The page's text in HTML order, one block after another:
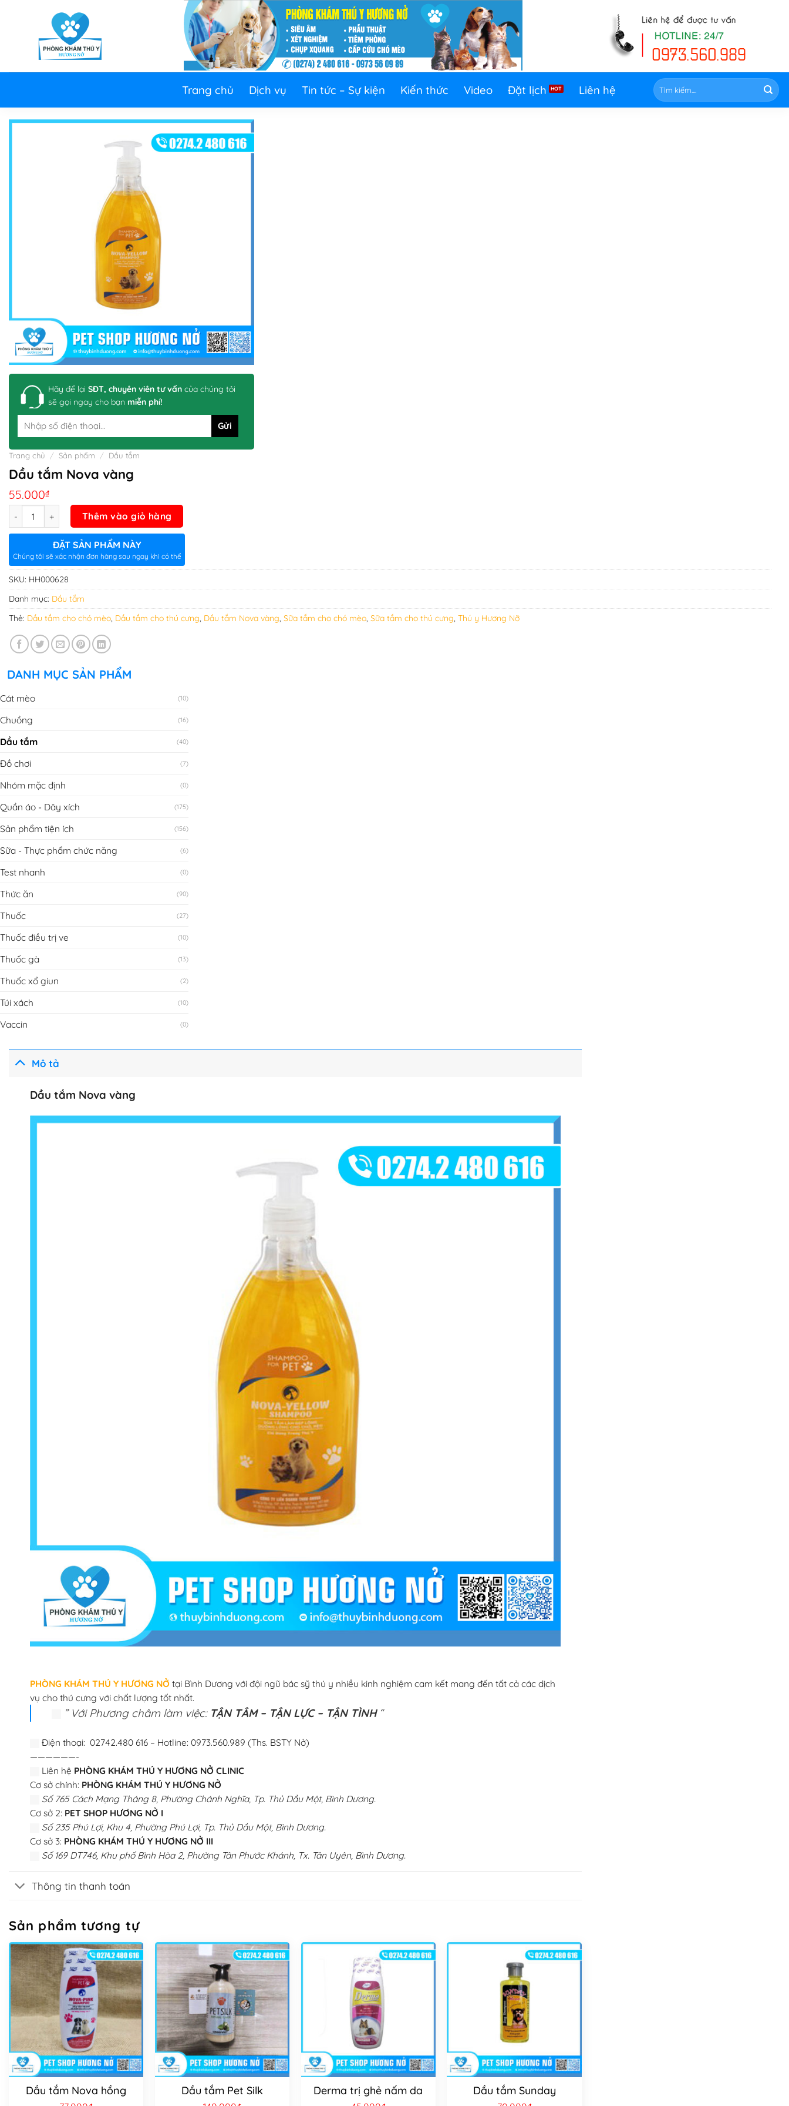
Trang chủ Dịch vụ Tin tức – Sự kiện Kiến thức Video Đặt lịch Liên hệ
Tìm
kiếm:
Hãy để lại SĐT, chuyên viên tư vấn của chúng tôi
sẽ gọi ngay cho bạn miễn phí!
Trang chủ / Sản phẩm / Dầu tắm
Dầu tắm Nova vàng
55.000₫
Thêm vào giỏ hàng
ĐẶT SẢN PHẨM NÀY
Chúng tôi sẽ xác nhận đơn hàng sau ngay khi có thể
SKU: HH000628
Danh mục: Dầu tắm
Thẻ: Dầu tắm cho chó mèo, Dầu tắm cho thú cưng, Dầu tắm Nova vàng, Sữa tắm cho chó mèo, Sữa tắm cho thú cưng, Thú y Hương Nỡ
DANH MỤC SẢN PHẨM
Cát mèo (10)
Chuồng (16)
Dầu tắm (40)
Đồ chơi (7)
Nhóm mặc định (0)
Quần áo - Dây xích (175)
Sản phẩm tiện ích (156)
Sữa - Thực phẩm chức năng (6)
Test nhanh (0)
Thức ăn (90)
Thuốc (27)
Thuốc điều trị ve (10)
Thuốc gà (13)
Thuốc xổ giun (2)
Túi xách (10)
Vaccin (0)
Mô tả
Dầu tắm Nova vàng
PHÒNG KHÁM THÚ Y HƯƠNG NỞtại Bình Dương với đội ngũ bác sỹ thú y nhiều kinh nghiệm cam kết mang đến tất cả các dịch
vụ cho thú cưng với chất lượng tốt nhất.
” Với Phương châm làm việc: TẬN TÂM – TẬN LỰC – TẬN TÌNH“
Điện thoại: 02742.480 616 – Hotline: 0973.560.989 (Ths. BSTY Nở)
——————-
Liên hệ PHÒNG KHÁM THÚ Y HƯƠNG NỞ CLINIC
Cơ sở chính: PHÒNG KHÁM THÚ Y HƯƠNG NỞ
Số 765 Cách Mạng Tháng 8, Phường Chánh Nghĩa, Tp. Thủ Dầu Một, Bình Dương.
Cơ sở 2: PET SHOP HƯƠNG NỞ I
Số 235 Phú Lợi, Khu 4, Phường Phú Lợi, Tp. Thủ Dầu Một, Bình Dương.
Cơ sở 3: PHÒNG KHÁM THÚ Y HƯƠNG NỞ III
Số 169 DT746, Khu phố Bình Hòa 2, Phường Tân Phước Khánh, Tx. Tân Uyên, Bình Dương.
Thông tin thanh toán
Sản phẩm tương tự
Dầu tắm Nova hồng Dầu tắm Pet Silk Derma trị ghẻ nấm da Dầu tắm Sunday